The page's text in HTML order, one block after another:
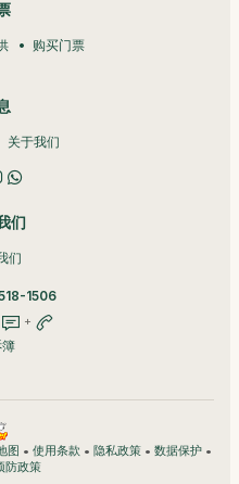
购买门票
关于我们
们
们
1506
+
图 • 使用条款 • 隐私政策• 数据保护•
防政策